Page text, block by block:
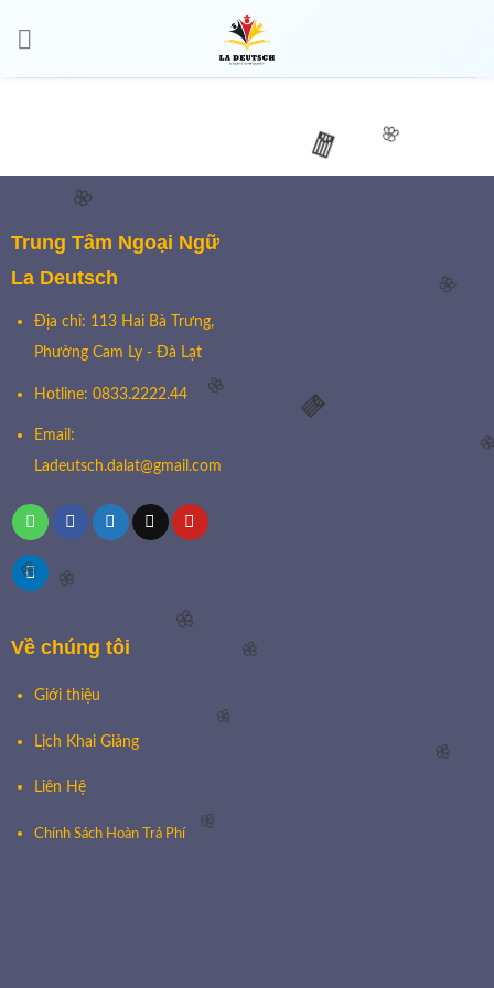
🌸
🌸
🌸
🌸
🌸
🌸 🌸
🌸
🧧
🌸
🌸
🌸
🧧
Trung Tâm Ngoại Ngữ
La Deutsch
Địa chỉ: 113 Hai Bà Trưng,
Phường Cam Ly - Đà Lạt
Hotline: 0833.2222.44
Email:
Ladeutsch.dalat@gmail.com
Về chúng tôi
Giới thiệu
Lịch Khai Giảng
Liên Hệ
Chính Sách Hoàn Trả Phí